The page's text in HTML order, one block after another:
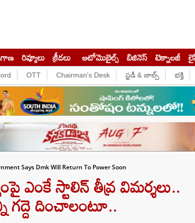
రివ్యూలు క్రీడలు ఆటోమొబైల్స్ బిజినెస్‌ టెక్నాలజీ
OTT Chairman's Desk స్టడీ & జాబ్స్ భక్తి
Says Dmk Will Return To Power Soon
ఎంకే స్టాలిన్ తీవ్ర విమర్శలు..
గద్దె దించాలంటూ..